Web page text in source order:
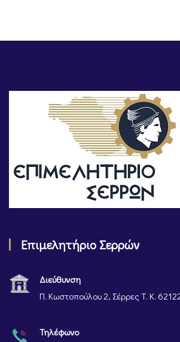
Επιμελητήριο Σερρών
Διεύθυνση
Π. Κωστοπούλου 2, Σέρρες Τ. Κ.
Τηλέφωνο